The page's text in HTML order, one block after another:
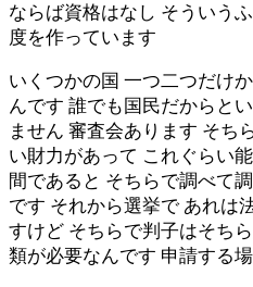
ならば資格はなし そういう
度を作っています
いくつかの国 一つ二つだけ
んです 誰でも国民だからと
ません 審査会あります そち
い財力があって これぐらい
間であると そちらで調べて
です それから選挙で あれは
すけど そちらで判子はそち
類が必要なんです 申請する